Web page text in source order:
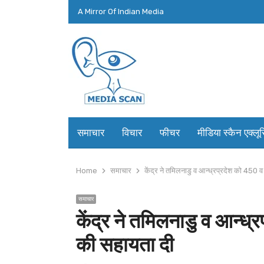
A Mirror Of Indian Media
समाचार विचार फीचर मीडिया स्कैन
Home समाचार केंद्र ने तमिलनाडु व आन्ध्रप्रदेश को 450 व
समाचार
केंद्र ने तमिलनाडु व
की सहायता दी